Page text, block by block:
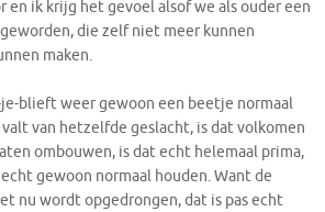
en ik krijg het gevoel alsof we als ouder een
die zelf niet meer kunnen
maken.
blieft weer gewoon een beetje normaal
van hetzelfde geslacht, is dat volkomen
ombouwen, is dat echt helemaal prima,
gewoon normaal houden. Want de
nu wordt opgedrongen, dat is pas echt